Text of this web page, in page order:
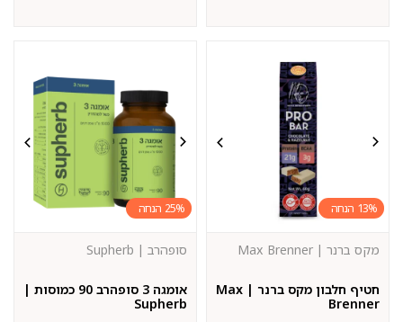
13%
חטיף חלבון מקס ברנר | Max
Brenner
מקס ברנר | Max Brenner
25%
אומגה 3 סופהרב 90 כמוסות |
Supherb
סופהרב | Supherb